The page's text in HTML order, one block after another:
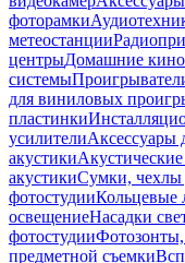
фоторамки
метеостанции
центрыДомашние
системы
для виниловых
пластинки
усилителиАксессуары
акустики
акустикиСумки, чехлы
фотостудииКольцевые
освещениеНасадки
фотостудииФотозонты,
предметной съемки